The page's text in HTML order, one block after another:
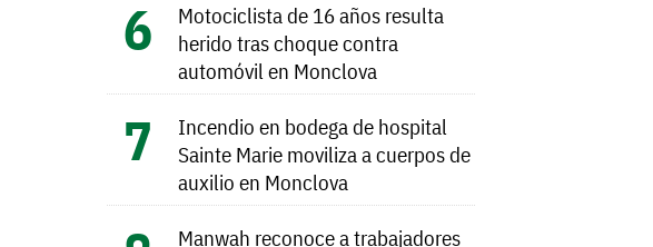
Motociclista de 16 años resulta
herido tras choque contra
automóvil en Monclova
Incendio en bodega de hospital
Sainte Marie moviliza a cuerpos de
auxilio en Monclova
Manwah reconoce a trabajadores